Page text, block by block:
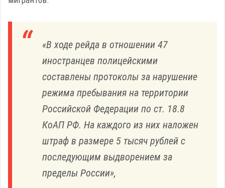
«В ходе рейда в отношении 47
иностранцев полицейскими
составлены протоколы за нарушение
режима пребывания на территории
Российской Федерации по ст. 18.8
КоАП РФ. На каждого из них наложен
штраф в размере 5 тысяч рублей с
последующим выдворением за
пределы России»,